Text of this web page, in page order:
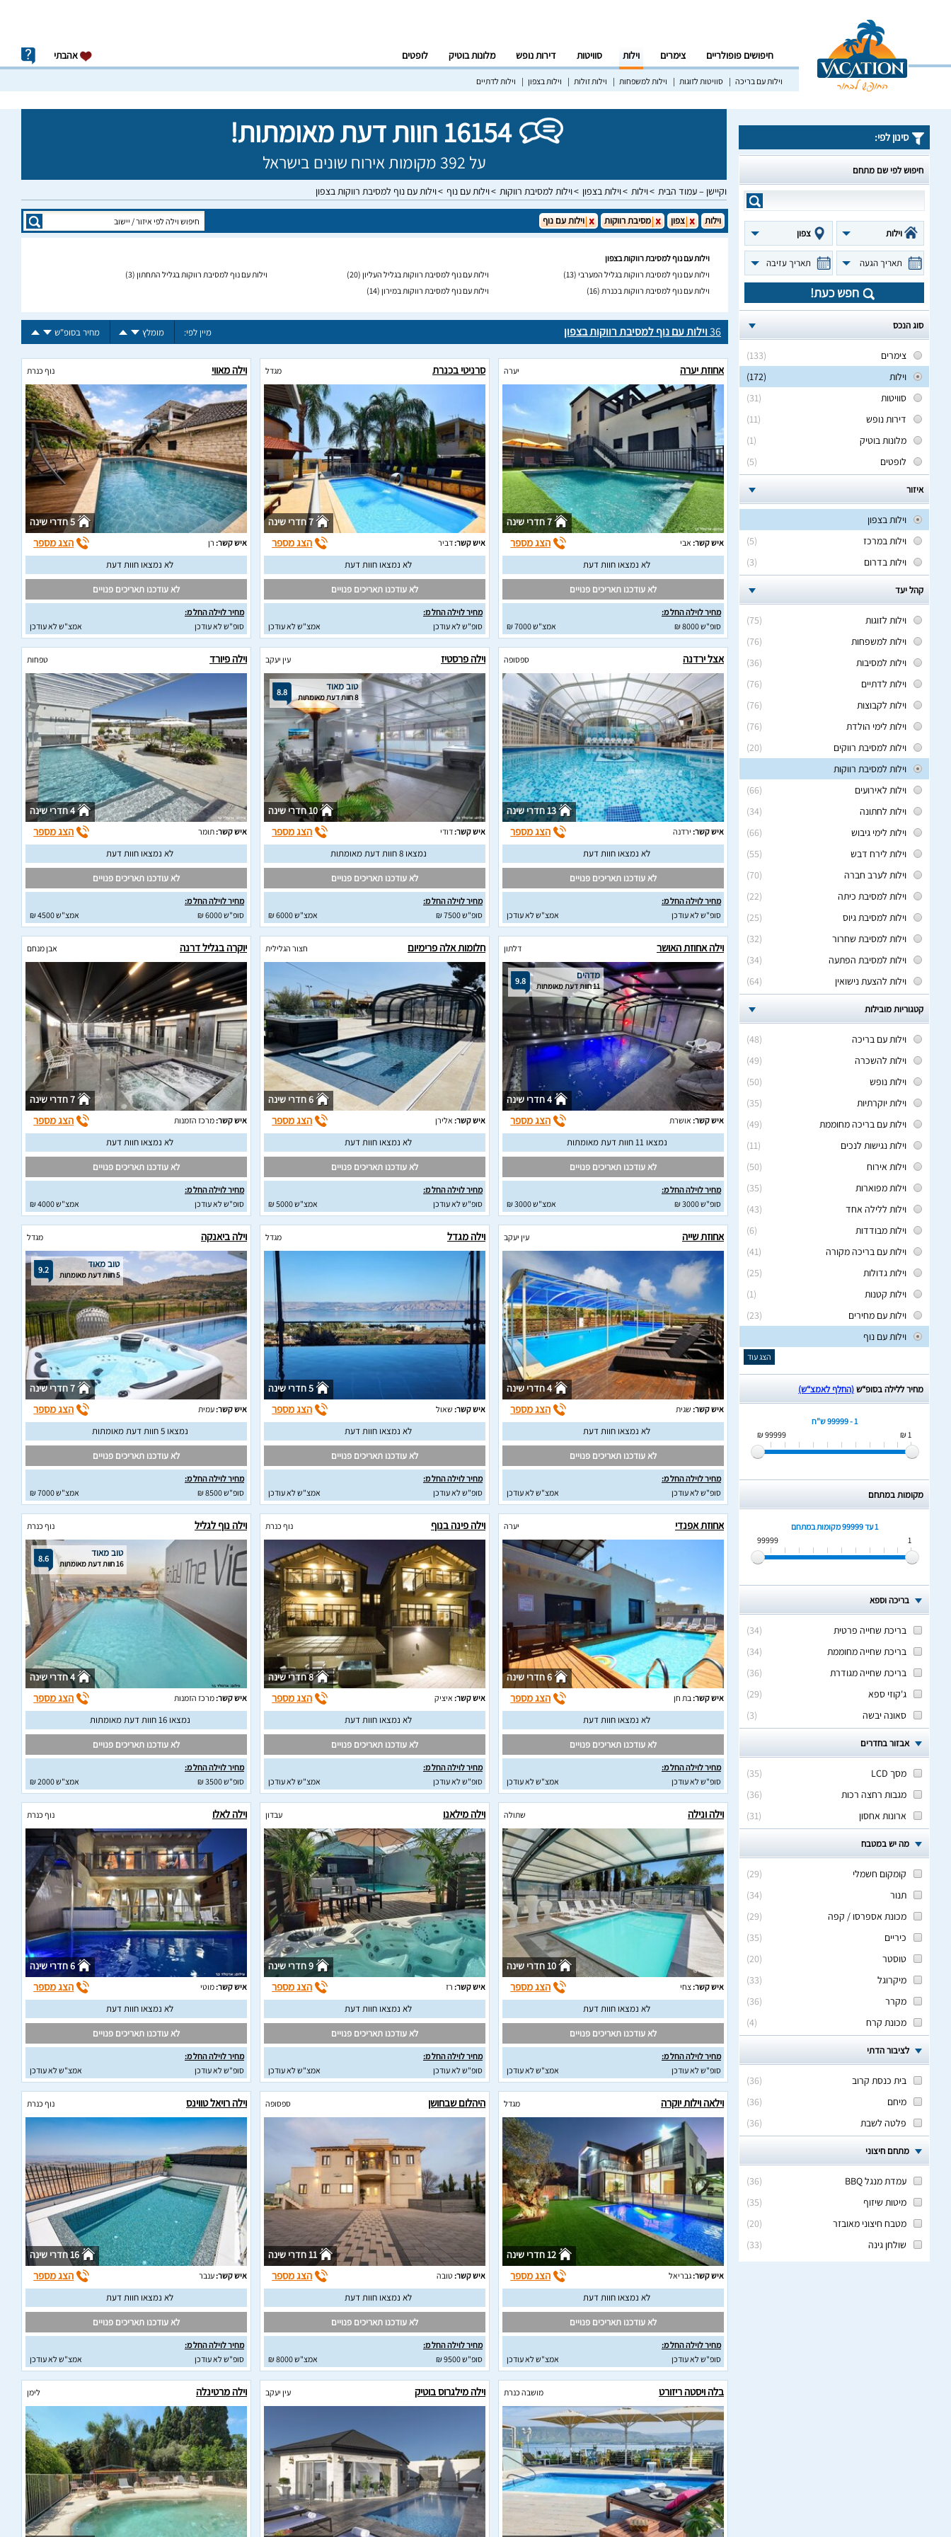
חיפושים פופולריים צימרים וילות סוויטות דירות נופש מלונות בוטיק לופטים אהבתי
וילות עם בריכה סוויטות לזוגות וילות למשפחות וילות זולות וילות בצפון וילות לדתיים
16154 חוות דעת מאומתות!
על 392 מקומות אירוח שונים בישראל
וקיישן – עמוד הבית וילות וילות בצפון וילות למסיבת רווקות וילות עם נוף וילות עם נוף למסיבת רווקות בצפון
סינון לפי:
חיפוש לפי שם מתחם
וילות צפון
תאריך הגעה תאריך עזיבה
חפש כעת!
סוג הנכס
(133)
צימרים
(172)
וילות
(31)
סוויטות
(11)
דירות נופש
(1)
מלונות בוטיק
(5)
לופטים
איזור
וילות בצפון
(5)
וילות במרכז
(3)
וילות בדרום
קהל יעד
(75)
וילות לזוגות
(76)
וילות למשפחות
(36)
וילות למסיבות
(76)
וילות לדתיים
(76)
וילות לקבוצות
(76)
וילות לימי הולדת
(20)
וילות למסיבת רווקים
וילות למסיבת רווקות
(66)
וילות לאירועים
(34)
וילות לחתונה
(66)
וילות לימי גיבוש
(55)
וילות לירח דבש
(70)
וילות לערב חברה
(22)
וילות למסיבת כיתה
(25)
וילות למסיבת גיוס
(32)
וילות למסיבת שחרור
(34)
וילות למסיבת הפתעה
(64)
וילות להצעת נישואין
קטגוריות מובילות
(48)
וילות עם בריכה
(49)
וילות להשכרה
(50)
וילות נופש
(35)
וילות יוקרתיות
(49)
וילות עם בריכה מחוממת
(11)
וילות נגישות לנכים
(50)
וילות אירוח
(35)
וילות מפוארות
(43)
וילות ללילה אחד
(6)
וילות מבודדות
(41)
וילות עם בריכה מקורה
(25)
וילות גדולות
(1)
וילות קטנות
(23)
וילות עם מחירים
וילות עם נוף
הצג עוד
מחיר ללילה בסופ“ש(החלף לאמצ“ש)
1 - 99999 ש"ח
1 ₪
99999 ₪
מקומות במתחם
1 עד 99999
מקומות במתחם
1
99999
בריכה וספא
(
34
)
בריכת שחייה פרטית
(
34
)
בריכת שחייה מחוממת
(
36
)
בריכת שחייה מגודרת
(
29
)
ג'קוזי ספא
(
3
) סאונה יבשה
אבזור בחדרים
(
35
)
מסך LCD
(
36
)
מגבות רחצה רכות
(
31
) ארונות אחסון
מה יש במטבח
(
29
)
קומקום חשמלי
(
34
)
תנור
(
29
)
מכונת אספרסו / קפה
(
35
)
כיריים
(
20
)
טוסטר
(
33
)
מיקרוגל
(
36
)
מקרר
(
4
) מכונת קרח
לציבור הדתי
(
36
)
בית כנסת קרוב
(
36
)
מיחם
(
36
) פלטה לשבת
מתחם חיצוני
(
36
)
עמדת מנגל BBQ
(
35
)
מיטות שיזוף
(
20
)
מטבח חיצוני מאובזר
(
33
) שולחן גינה
וילות צפון מסיבת רווקות וילות עם נוף
וילות עם נוף למסיבת רווקות בצפון
וילות עם נוף למסיבת רווקות בגליל המערבי (13) וילות עם נוף למסיבת רווקות בגליל העליון (20) וילות עם נוף למסיבת רווקות בגליל התחתון (3)
וילות עם נוף למסיבת רווקות בכנרת (16) וילות עם נוף למסיבת רווקות במירון (14)
36וילות עם נוף למסיבת רווקות בצפון מיין לפי: מומלץ מחיר בסופ"ש
אחוזת יערה יערה
7 חדרי שינה
איש קשר: אבי הצג מספר
לא נמצאו חוות דעת
לא עודכנו תאריכים פנויים
מחיר לוילה החל מ:
סופ"ש 8000 ₪
אמצ"ש 7000 ₪
סרניטי בכנרת מגדל
7 חדרי שינה
איש קשר:דביר הצג מספר
לא נמצאו חוות דעת
לא עודכנו תאריכים פנויים
מחיר לוילה החל מ:
סופ"ש לא עודכן
אמצ"ש לא עודכן
וילה מאווי נוף כנרת
5 חדרי שינה
איש קשר: רן הצג מספר
לא נמצאו חוות דעת
לא עודכנו תאריכים פנויים
מחיר לוילה החל מ:
סופ"ש לא עודכן
אמצ"ש לא עודכן
אצל ירדנה ספסופה
13 חדרי שינה
איש קשר: ירדנה הצג מספר
לא נמצאו חוות דעת
לא עודכנו תאריכים פנויים
מחיר לוילה החל מ:
סופ"ש לא עודכן
אמצ"ש לא עודכן
וילה פרסטיז עין יעקב
8.8 טוב מאוד
8 חוות דעת מאומתות
10 חדרי שינה
איש קשר:דודי הצג מספר
נמצאו 8 חוות דעת מאומתות
לא עודכנו תאריכים פנויים
מחיר לוילה החל מ:
סופ"ש 7500 ₪
אמצ"ש 6000 ₪
וילה פיורד טפחות
4 חדרי שינה
איש קשר:תומר הצג מספר
לא נמצאו חוות דעת
לא עודכנו תאריכים פנויים
מחיר לוילה החל מ:
סופ"ש 6000 ₪
אמצ"ש 4500 ₪
וילה אחוזת האושר דלתון
9.8 מדהים
11 חוות דעת מאומתות
4 חדרי שינה
איש קשר: אושרת הצג מספר
נמצאו 11 חוות דעת מאומתות
לא עודכנו תאריכים פנויים
מחיר לוילה החל מ:
סופ"ש 3000 ₪
אמצ"ש 3000 ₪
חלומות אלה פרימיום חצור הגלילית
6 חדרי שינה
איש קשר: אלירן הצג מספר
לא נמצאו חוות דעת
לא עודכנו תאריכים פנויים
מחיר לוילה החל מ:
סופ"ש לא עודכן
אמצ"ש 5000 ₪
יוקרה בגליל דרנה אבן מנחם
7 חדרי שינה
איש קשר:מרכז הזמנות הצג מספר
לא נמצאו חוות דעת
לא עודכנו תאריכים פנויים
מחיר לוילה החל מ:
סופ"ש לא עודכן
אמצ"ש 4000 ₪
אחוזת שייה עין יעקב
4 חדרי שינה
איש קשר: שגית הצג מספר
לא נמצאו חוות דעת
לא עודכנו תאריכים פנויים
מחיר לוילה החל מ:
סופ"ש לא עודכן
אמצ"ש לא עודכן
וילה מגדל מגדל
5 חדרי שינה
איש קשר: שאול הצג מספר
לא נמצאו חוות דעת
לא עודכנו תאריכים פנויים
מחיר לוילה החל מ:
סופ"ש לא עודכן
אמצ"ש לא עודכן
וילה ביאנקה מגדל
9.2 טוב מאוד
5 חוות דעת מאומתות
7 חדרי שינה
איש קשר:עמית הצג מספר
נמצאו 5 חוות דעת מאומתות
לא עודכנו תאריכים פנויים
מחיר לוילה החל מ:
סופ"ש 8500 ₪
אמצ"ש 7000 ₪
אחוזת אפנדי יערה
6 חדרי שינה
איש קשר:בת חן הצג מספר
לא נמצאו חוות דעת
לא עודכנו תאריכים פנויים
מחיר לוילה החל מ:
סופ"ש לא עודכן
אמצ"ש לא עודכן
וילה פינה בנוף נוף כנרת
8 חדרי שינה
איש קשר: איציק הצג מספר
לא נמצאו חוות דעת
לא עודכנו תאריכים פנויים
מחיר לוילה החל מ:
סופ"ש לא עודכן
אמצ"ש לא עודכן
וילה נוף לגליל נוף כנרת
8.6 טוב מאוד
16 חוות דעת מאומתות
4 חדרי שינה
איש קשר:מרכז הזמנות הצג מספר
נמצאו 16 חוות דעת מאומתות
לא עודכנו תאריכים פנויים
מחיר לוילה החל מ:
סופ"ש 3500 ₪
אמצ"ש 2000 ₪
וילה ונילה שתולה
10 חדרי שינה
איש קשר:צחי הצג מספר
לא נמצאו חוות דעת
לא עודכנו תאריכים פנויים
מחיר לוילה החל מ:
סופ"ש לא עודכן
אמצ"ש לא עודכן
וילה מילאנו עבדון
9 חדרי שינה
איש קשר: רז הצג מספר
לא נמצאו חוות דעת
לא עודכנו תאריכים פנויים
מחיר לוילה החל מ:
סופ"ש לא עודכן
אמצ"ש לא עודכן
וילה לאלו נוף כנרת
6 חדרי שינה
איש קשר:מוטי הצג מספר
לא נמצאו חוות דעת
לא עודכנו תאריכים פנויים
מחיר לוילה החל מ:
סופ"ש לא עודכן
אמצ"ש לא עודכן
וילאה וילות יוקרה מגדל
12 חדרי שינה
איש קשר:גבריאל הצג מספר
לא נמצאו חוות דעת
לא עודכנו תאריכים פנויים
מחיר לוילה החל מ:
סופ"ש לא עודכן
אמצ"ש לא עודכן
היהלום שבחושן ספסופה
11 חדרי שינה
איש קשר: טובה הצג מספר
לא נמצאו חוות דעת
לא עודכנו תאריכים פנויים
מחיר לוילה החל מ:
סופ"ש 9500 ₪
אמצ"ש 8000 ₪
וילה רויאל טווינס נוף כנרת
16 חדרי שינה
איש קשר:ענבר הצג מספר
לא נמצאו חוות דעת
לא עודכנו תאריכים פנויים
מחיר לוילה החל מ:
סופ"ש לא עודכן
אמצ"ש לא עודכן
בלה ויסטה ריזורט מושבה כנרת וילה מילגרוס בוטיק עין יעקב וילה מרטינלה לימן